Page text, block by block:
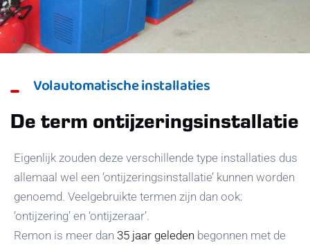
Volautomatische installaties
De term ontijzeringsinstallatie
Eigenlijk zouden deze verschillende type installaties dus
allemaal wel een ‘ontijzeringsinstallatie’ kunnen worden
genoemd. Veelgebruikte termen zijn dan ook:
‘ontijzering’ en ‘ontijzeraar’.
Remon is meer dan 35 jaar geleden begonnen met de